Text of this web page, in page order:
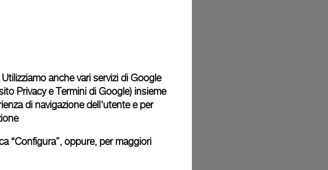
prodotto reale.
anche vari servizi di Google
Privacy e Termini di Google) insieme
di navigazione dell'utente e per
“Configura”, oppure, per maggiori